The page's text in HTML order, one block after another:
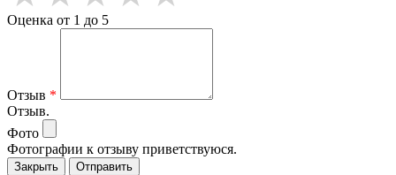
Оценка от 1 до 5
Отзыв *
Отзыв.
Фото
Фотографии к отзыву приветствуюся.
Закрыть Отправить